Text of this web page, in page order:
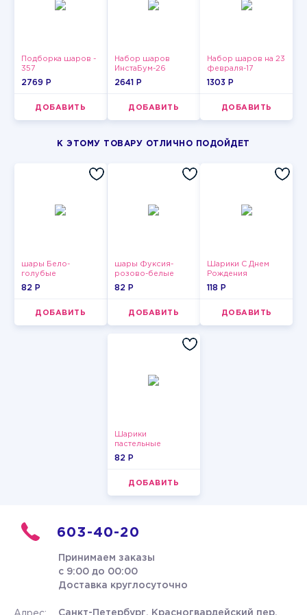
Подборка шаров -
357
2769 P
ДОБАВИТЬ
Набор шаров
ИнстаБум-26
2641 P
ДОБАВИТЬ
Набор шаров на 23
февраля-17
1303 P
ДОБАВИТЬ
К ЭТОМУ ТОВАРУ ОТЛИЧНО ПОДОЙДЕТ
шары Бело-
голубые
пастельные
82 P
ДОБАВИТЬ
шары Фуксия-
розово-белые
пастельные
82 P
ДОБАВИТЬ
Шарики С Днем
Рождения
118 P
ДОБАВИТЬ
Шарики
пастельные
82 P
ДОБАВИТЬ
603-40-20
Принимаем заказы
с 9:00 до 00:00
Доставка круглосуточно
Санкт-Петербург, Красногвардейский пер.